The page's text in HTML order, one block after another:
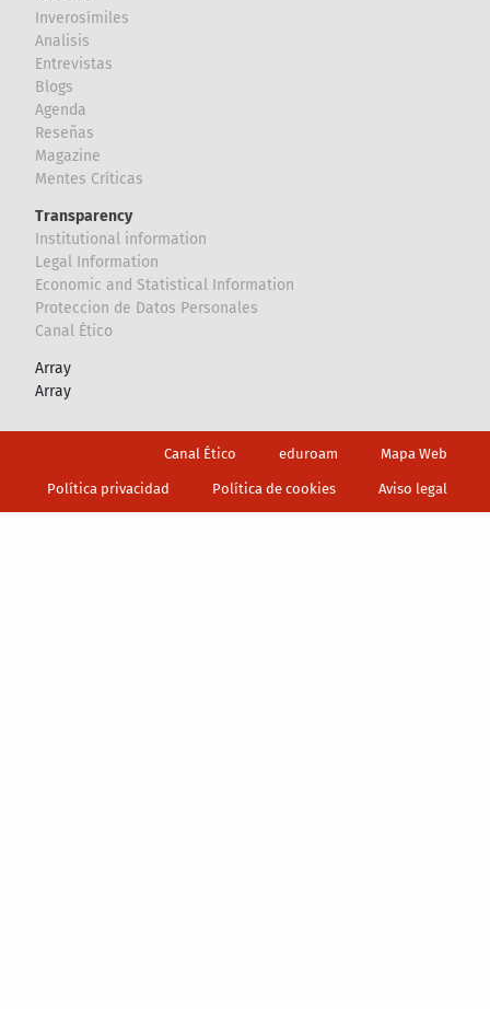
Inverosímiles
Analisis
Entrevistas
Blogs
Agenda
Reseñas
Magazine
Mentes Críticas
Transparency
Institutional information
Legal Information
Economic and Statistical Information
Proteccion de Datos Personales
Canal Ético
Array
Array
Canal Ético eduroam Mapa Web
Política privacidad Política de cookies Aviso legal